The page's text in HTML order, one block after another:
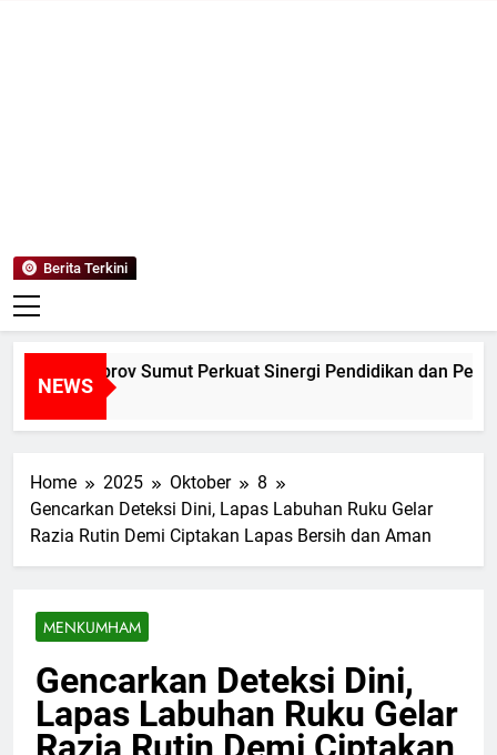
Berita Terkini
NEWS
Pemprov Sumut Perkuat Sinergi Pendidikan dan
Home 2025 Oktober
8
Gencarkan Deteksi Dini, Lapas Labuhan Ruku Gelar
Razia Rutin Demi Ciptakan Lapas Bersih dan Aman
MENKUMHAM
Gencarkan Deteksi Dini,
Lapas Labuhan Ruku Gelar